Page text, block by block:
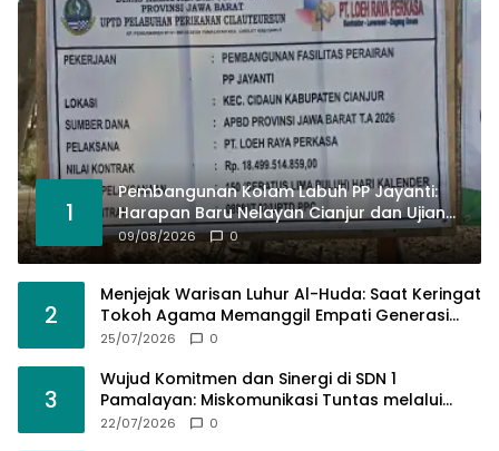
1
Pembangunan Kolam Labuh PP Jayanti:
Harapan Baru Nelayan Cianjur dan Ujian
Kemanusiaan Berlandaskan Hukum!
09/08/2026 0
2
Menjejak Warisan Luhur Al-Huda: Saat Keringat
Tokoh Agama Memanggil Empati Generasi
Muda Cidaun​
25/07/2026 0
3
Wujud Komitmen dan Sinergi di SDN 1
Pamalayan: Miskomunikasi Tuntas melalui
Musyawarah dan Transparansi
22/07/2026 0